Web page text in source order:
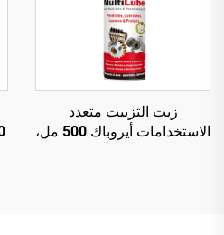
زيت التزييت متعدد
الاستخدامات أيروباك 500 مل،